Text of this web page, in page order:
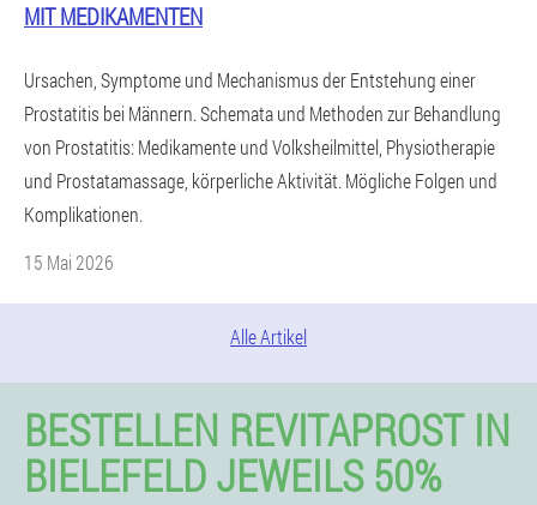
MIT MEDIKAMENTEN
Ursachen, Symptome und Mechanismus der Entstehung einer
Prostatitis bei Männern. Schemata und Methoden zur Behandlung
von Prostatitis: Medikamente und Volksheilmittel, Physiotherapie
und Prostatamassage, körperliche Aktivität. Mögliche Folgen und
Komplikationen.
15 Mai 2026
Alle Artikel
BESTELLEN REVITAPROST IN
BIELEFELD JEWEILS 50%